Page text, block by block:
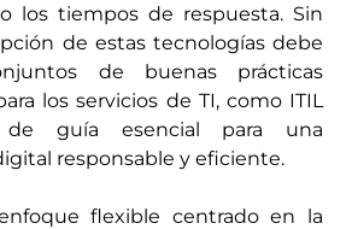
los tiempos de respuesta. Sin
de estas tecnologías debe
de buenas prácticas
los servicios de TI, como ITIL
guía esencial para una
responsable y eficiente.
flexible centrado en la